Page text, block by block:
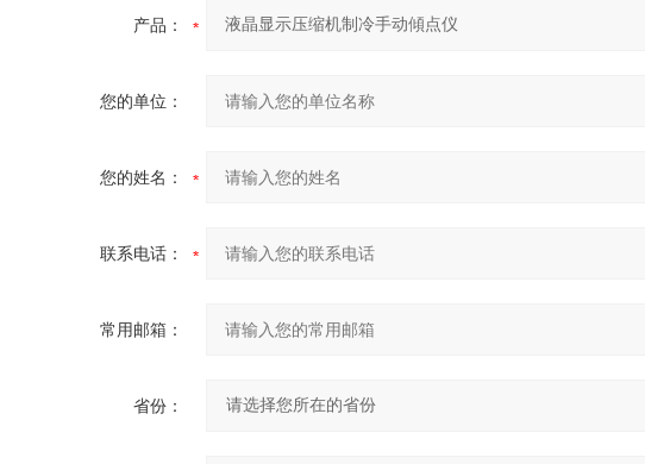
产品：
您的单位：
您的姓名：
联系电话：
常用邮箱：
省份：